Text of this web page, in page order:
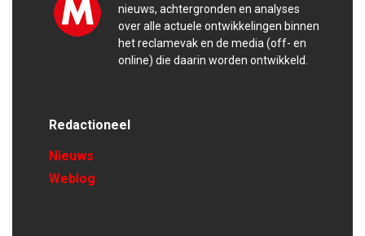
nieuws, achtergronden en analyses
over alle actuele ontwikkelingen binnen
het reclamevak en de media (off- en
online) die daarin worden ontwikkeld.
Redactioneel
Nieuws
Weblog